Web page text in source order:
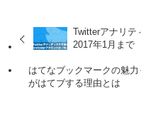
Twitterアナリテ
2017年1月まで
はてなブックマークの魅
がはてブする理由とは